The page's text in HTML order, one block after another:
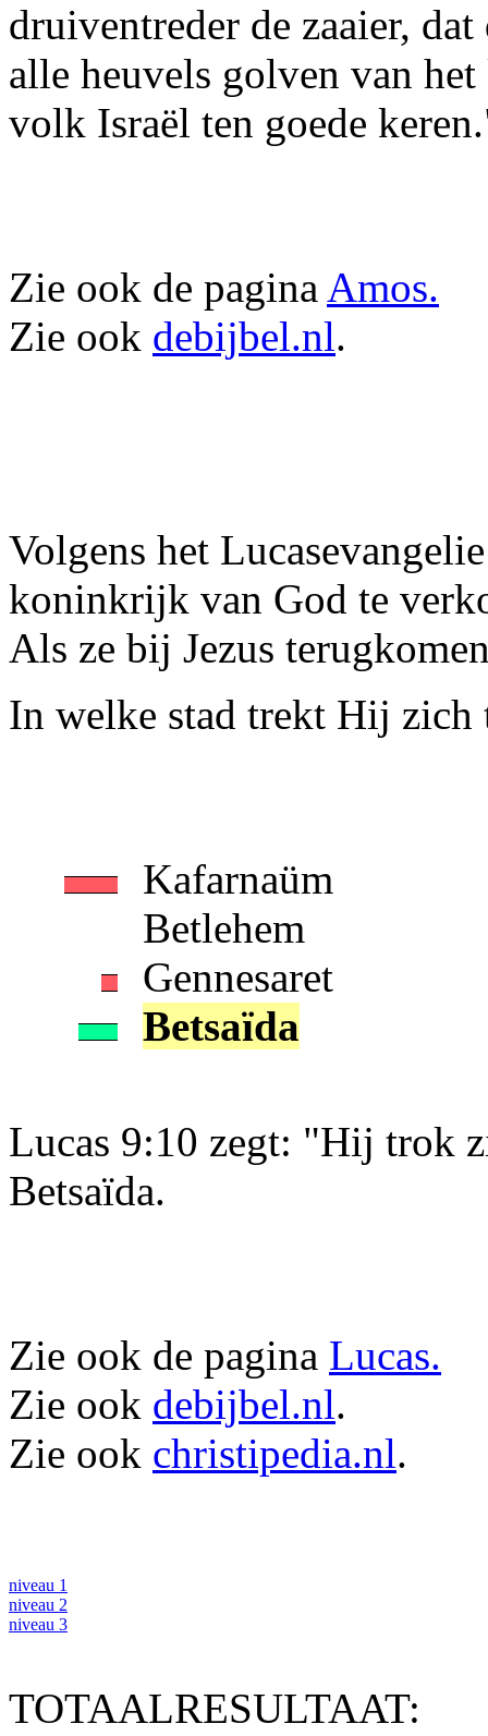
druiventreder de zaaier,
alle heuvels golven van
volk Israël ten goede
Zie ook de pagina Amos.
Zie ook debijbel.nl.
Volgens het
koninkrijk van God te
Als ze bij Jezus
In welke stad trekt Hij zich
Kafarnaüm
Betlehem
Gennesaret
Betsaïda
Lucas 9:10 zegt: "Hij trok
Betsaïda.
Zie ook de pagina Lucas.
Zie ook debijbel.nl.
Zie ook christipedia.nl.
niveau 1
niveau 2
niveau 3
TOTAALRESULTAAT: